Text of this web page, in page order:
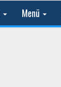
Menü